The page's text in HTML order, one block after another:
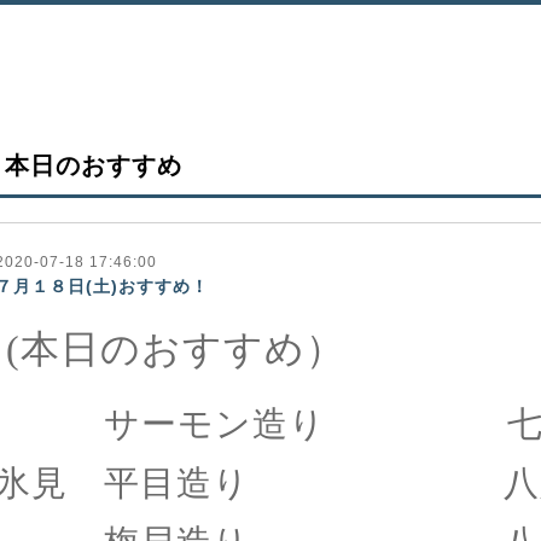
本日のおすすめ
07-18 17:46:00
月１８日(土)おすすめ！
本日のおすすめ）
ーモン造り 七八
見 平目造り 八八